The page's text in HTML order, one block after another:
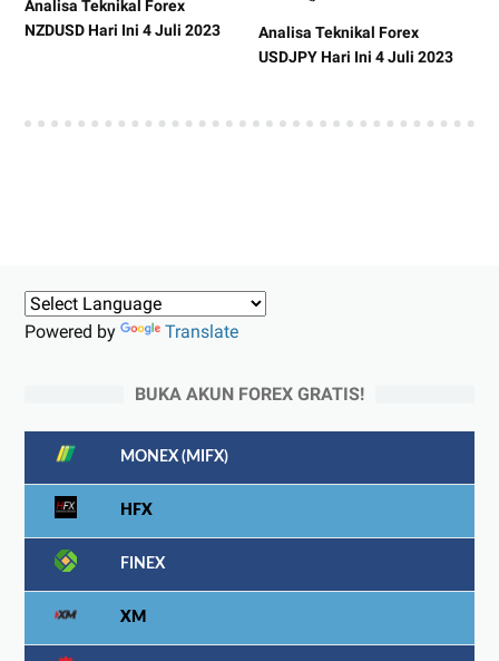
Analisa Teknikal Forex
NZDUSD Hari Ini 4 Juli 2023
Analisa Teknikal Forex
USDJPY Hari Ini 4 Juli 2023
Powered by Translate
BUKA AKUN FOREX GRATIS!
MONEX (MIFX)
HFX
FINEX
XM